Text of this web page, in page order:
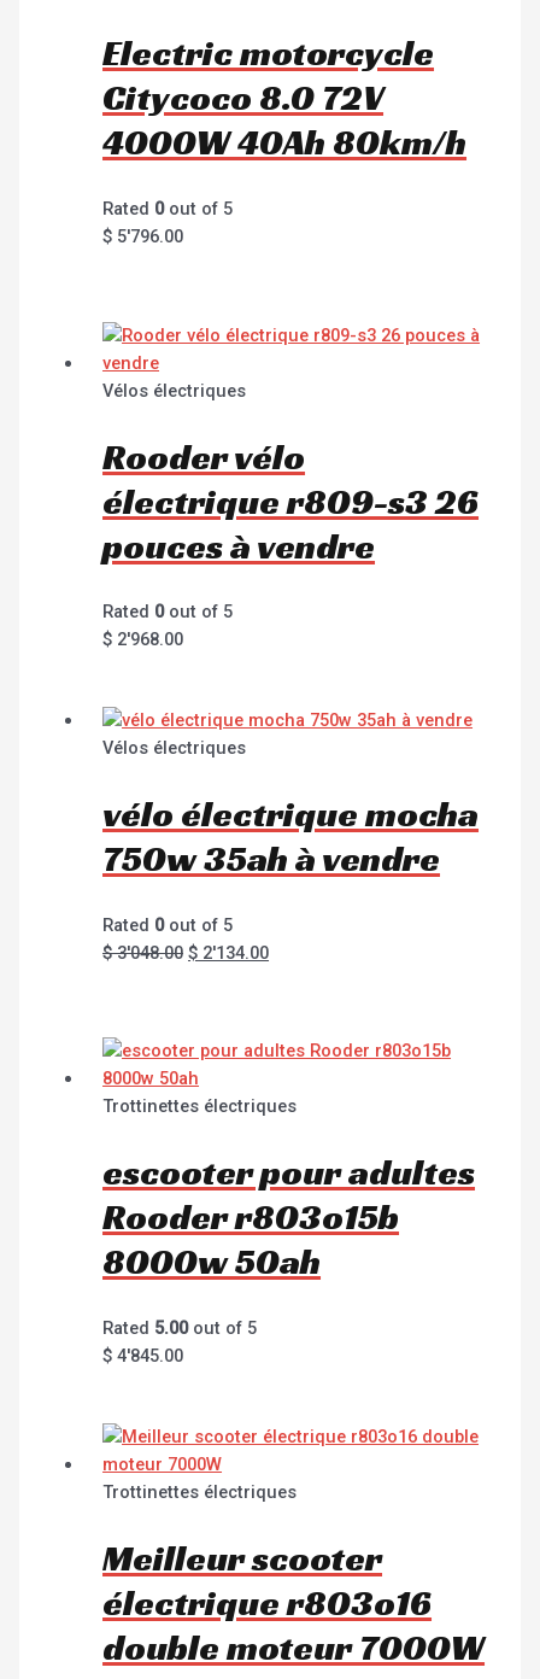
Electric motorcycle
Citycoco 8.0 72V
4000W 40Ah 80km/h
Rated 0out of 5
$ 5'796.00
Vélos électriques
Rooder vélo
électrique r809-s3 26
pouces à vendre
Rated 0out of 5
$ 2'968.00
Vélos électriques
vélo électrique mocha
750w 35ah à vendre
Rated 0out of 5
$3'048.00 $ 2'134.00
Trottinettes électriques
escooter pour adultes
Rooder r803o15b
8000w 50ah
Rated 5.00out of 5
$ 4'845.00
Trottinettes électriques
Meilleur scooter
électrique r803o16
double moteur 7000W